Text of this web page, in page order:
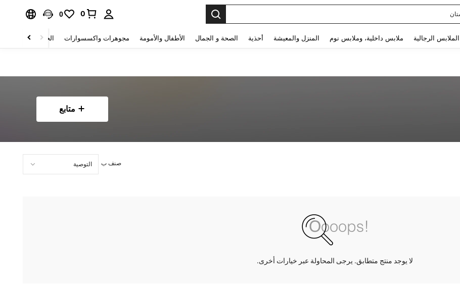
0
0
الملابس الرجالية ملابس داخلية، وملابس نوم المنزل والمعيشة أحذية الصحة و الجمال الأطفال والأمومة مجوهرات واكسسوارات الحقائب والأمتعة
متابع
صنف ب
لا يوجد منتج متطابق. يرجى المحاولة عبر خيارات أخرى.